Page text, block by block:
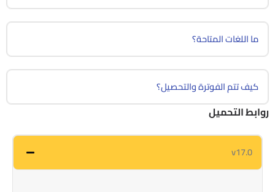
ما اللغات المتاحة؟
كيف تتم الفوترة والتحصيل؟
روابط التحميل
v17.0